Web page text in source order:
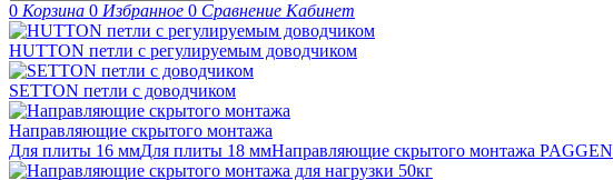
0 Корзина 0 Избранное 0 Сравнение Кабинет
HUTTON петли с регулируемым доводчиком
SETTON петли с доводчиком
Направляющие скрытого монтажа
Для плиты 16 ммДля плиты 18 ммНаправляющие скрытого монтажа PAGGEN